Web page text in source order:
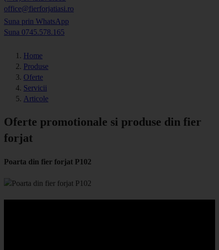
office@fierforjatiasi.ro
Suna prin WhatsApp
Suna 0745.578.165
Home
Produse
Oferte
Servicii
Articole
Oferte promotionale si produse din fier
forjat
Poarta din fier forjat P102